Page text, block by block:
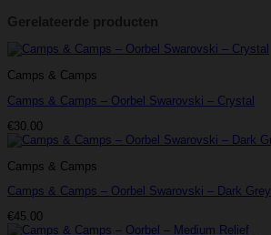
Gerelateerde producten
Camps & Camps
Camps & Camps – Oorbel Swarovski – Crystal
€30.00
Camps & Camps
Camps & Camps – Oorbel Swarovski – Dark Grey
€45.00